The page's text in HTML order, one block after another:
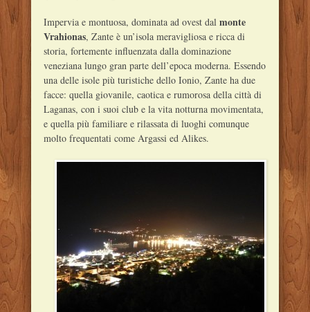
Impervia e montuosa, dominata ad ovest dal monte
Vrahionas, Zante è un’isola meravigliosa e ricca di
storia, fortemente influenzata dalla dominazione
veneziana lungo gran parte dell’epoca moderna. Essendo
una delle isole più turistiche dello Ionio, Zante ha due
facce: quella giovanile, caotica e rumorosa della città di
Laganas, con i suoi club e la vita notturna movimentata,
e quella più familiare e rilassata di luoghi comunque
molto frequentati come Argassi ed Alikes.